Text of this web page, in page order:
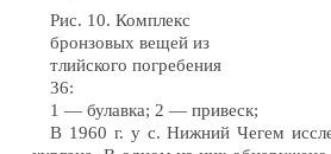
Рис. 10. Комплекс
бронзовых вещей из
тлийского погребения
36:
1 — булавка; 2 — привеск;
В 1960 г. у с. Нижний Чегем